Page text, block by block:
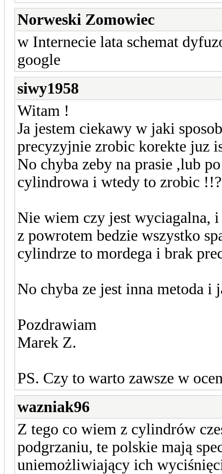
Norweski Zomowiec
w Internecie lata schemat
google
siwy1958
Witam !
Ja jestem ciekawy w jaki
precyzyjnie zrobic korekte juz
No chyba zeby na prasie ,lub
cylindrowa i wtedy to zrobic
Nie wiem czy jest wyciagalna,
z powrotem bedzie wszystko
cylindrze to mordega i brak
No chyba ze jest inna metoda i
Pozdrawiam
Marek Z.
PS. Czy to warto zawsze w
wazniak96
Z tego co wiem z cylindrów
podgrzaniu, te polskie mają
uniemożliwiający ich